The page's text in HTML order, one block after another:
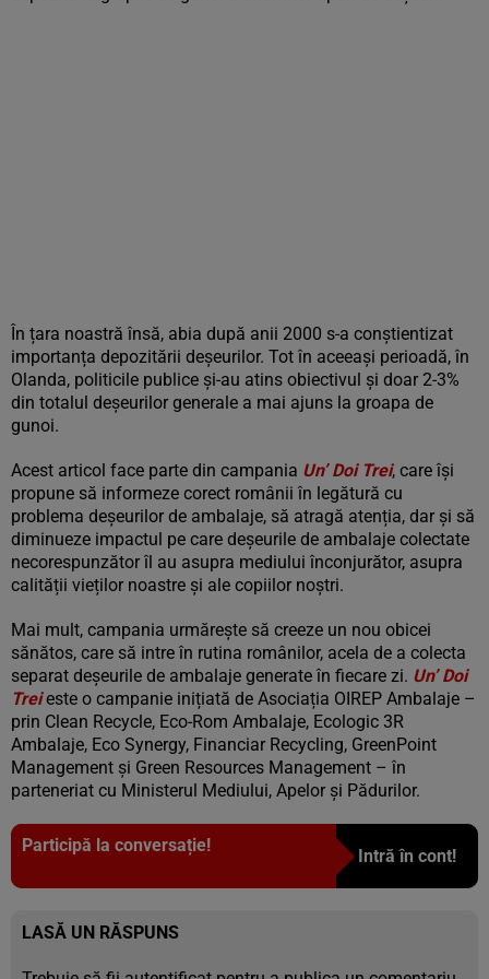
În țara noastră însă, abia după anii 2000 s-a conștientizat
importanța depozitării deșeurilor. Tot în aceeași perioadă, în
Olanda, politicile publice și-au atins obiectivul și doar 2-3%
din totalul deșeurilor generale a mai ajuns la groapa de
gunoi.
Acest articol face parte din campania Un’ Doi Trei, care își
propune să informeze corect românii în legătură cu
problema deșeurilor de ambalaje, să atragă atenția, dar și să
diminueze impactul pe care deșeurile de ambalaje colectate
necorespunzător îl au asupra mediului înconjurător, asupra
calității vieților noastre și ale copiilor noștri.
Mai mult, campania urmărește să creeze un nou obicei
sănătos, care să intre în rutina românilor, acela de a colecta
separat deșeurile de ambalaje generate în fiecare zi. Un’ Doi
Treieste o campanie inițiată de Asociația OIREP Ambalaje –
prin Clean Recycle, Eco-Rom Ambalaje, Ecologic 3R
Ambalaje, Eco Synergy, Financiar Recycling, GreenPoint
Management și Green Resources Management – în
parteneriat cu Ministerul Mediului, Apelor și Pădurilor.
Participă la conversație!
Intră în cont!
LASĂ UN RĂSPUNS